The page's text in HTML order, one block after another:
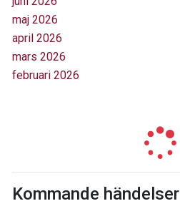
maj 2026
april 2026
mars 2026
februari 2026
Kommande händelser